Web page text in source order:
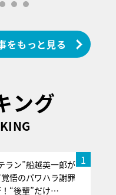
をもっと見る
ング
1
ラン”船越英一郎が
悟のパワハラ謝罪
“後輩”だけ…